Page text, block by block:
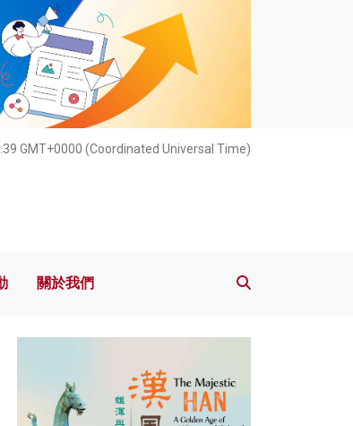
GMT+0000 (Coordinated Universal Time)
活動 關於我們
關於我們